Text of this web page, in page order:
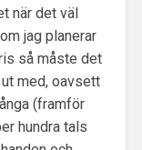
när det väl
jag planerar
så måste det
med, oavsett
(framför
hundra tals